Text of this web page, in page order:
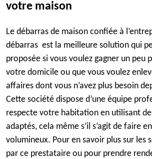
votre maison
Le débarras de maison confiée à
débarras est la meilleure solution qui
proposée si vous voulez gagner un peu
votre domicile ou que vous voulez
affaires dont vous n’avez plus besoin
Cette société dispose d’une équipe
respecte votre habitation en utilisant
adaptés, cela même s’il s’agit de faire
volumineux. Pour en savoir plus sur les
par ce prestataire ou pour prendre